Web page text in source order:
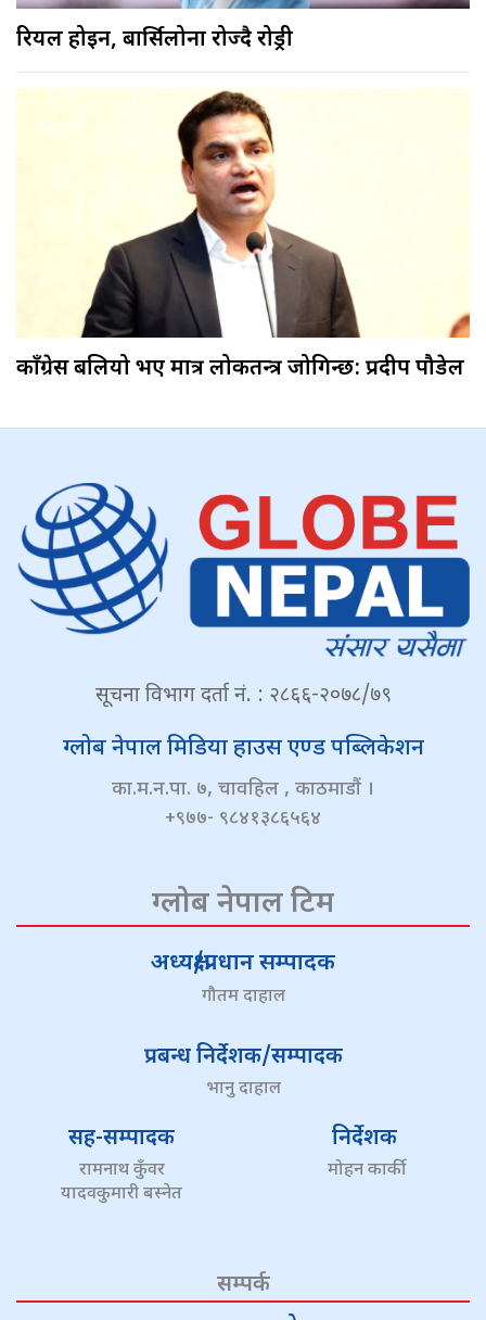
रियल होइन, बार्सिलोना रोज्दै रोड्री
काँग्रेस बलियो भए मात्र लोकतन्त्र जोगिन्छ: प्रदीप पौडेल
सूचना विभाग दर्ता नं. : २८६६-२०७८/७९
ग्लोब नेपाल मिडिया हाउस एण्ड पब्लिकेशन
का.म.न.पा. ७, चावहिल , काठमाडौं ।
+९७७- ९८४१३८६५६४
ग्लोब नेपाल टिम
अध्यक्ष/प्रधान सम्पादक
गौतम दाहाल
प्रबन्ध निर्देशक/सम्पादक
भानु दाहाल
सह-सम्पादक
रामनाथ कुँवर
यादवकुमारी बस्नेत
निर्देशक
मोहन कार्की
सम्पर्क